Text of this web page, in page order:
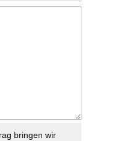
bringen wir